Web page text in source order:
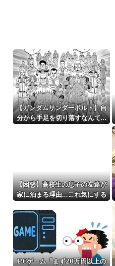
【ガンダムサンダーボルト】自
分から手足を切り落すなんて…
【困惑】高校生の息子の友達が
家に泊まる理由…これ気にする
PCゲーム「まず20万円以上の